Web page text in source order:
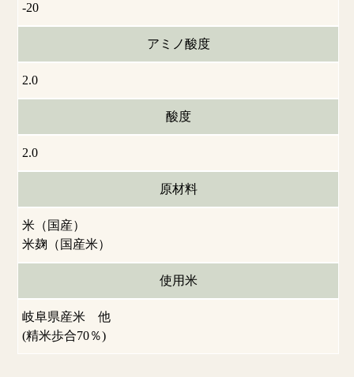
-20
アミノ酸度
2.0
酸度
2.0
原材料
米（国産）
米麹（国産米）
使用米
岐阜県産米 他
(精米歩合70％)